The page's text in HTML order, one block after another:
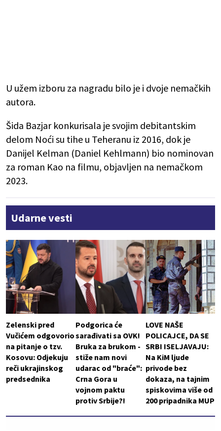
U užem izboru za nagradu bilo je i dvoje nemačkih
autora.
Šida Bazjar konkurisala je svojim debitantskim
delom Noći su tihe u Teheranu iz 2016, dok je
Danijel Kelman (Daniel Kehlmann) bio nominovan
za roman Kao na filmu, objavljen na nemačkom
2023.
Udarne vesti
Zelenski pred
Vučićem odgovorio
na pitanje o tzv.
Kosovu: Odjekuju
reči ukrajinskog
predsednika
Podgorica će
sarađivati sa OVK!
Bruka za brukom -
stiže nam novi
udarac od "braće":
Crna Gora u
vojnom paktu
protiv Srbije?!
LOVE NAŠE
POLICAJCE, DA SE
SRBI ISELJAVAJU:
Na KiM ljude
privode bez
dokaza, na tajnim
spiskovima više od
200 pripadnika MUP